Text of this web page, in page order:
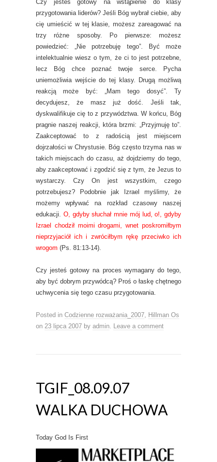
Czy jesteś gotowy na wstąpienie do klasy
przygotowania liderów? Jeśli Bóg wybrał ciebie, aby
cię umieścić w tej klasie, możesz zareagować na
trzy różne sposoby. Po pierwsze: możesz
powiedzieć: „Nie potrzebuję tego”. Być może
intelektualnie wiesz o tym, że ci to jest potrzebne,
lecz Bóg chce poznać twoje serce. Pycha
uniemożliwia wejście do tej klasy. Drugą możliwą
reakcją może być: „Mam tego dosyć”. Ty
decydujesz, że masz już dość. Jeśli tak,
dyskwalifikuje cię to z przywództwa. W końcu, Bóg
pragnie naszej reakcji, która brzmi: „Przyjmuję to”.
Zaakceptować to z radością jest miejscem
dojrzałości w Chrystusie. Bóg często trzyma nas w
takich miejscach do czasu, aż dojdziemy do tego,
aby zaakceptować i zgodzić się z tym, że Jezus to
wystarczy. Czy On jest wszystkim, czego
potrzebujesz? Podobnie jak Izrael myślimy, że
możemy wpływać na rozkład czasowy naszej
edukacji. O, gdyby słuchał mnie mój lud, o!, gdyby
Izrael chodził moimi drogami, wnet poskromiłbym
nieprzyjaciół ich i zwróciłbym rękę przeciwko ich
wrogom (Ps. 81:13-14).
Czy jesteś gotowy na proces wymagany do tego,
aby być dobrym przywódcą? Proś o łaskę chętnego
uchwycenia się tego czasu przygotowania.
Posted in Codzienne rozważania_2007, Hillman Os
on 23 lipca 2007 by admin. Leave a comment
TGIF_08.09.07
WALKA DUCHOWA
Today God Is First